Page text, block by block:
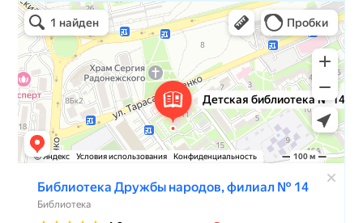
Детская библиотека № 14 Дружбы народов
Библиотека в Севастополе